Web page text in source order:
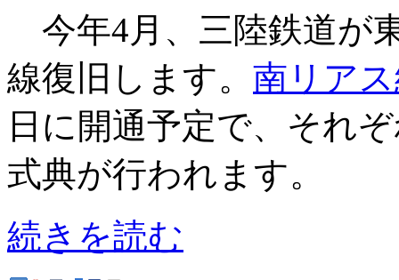
今年4月、三陸鉄道が
線復旧します。 南リア
日に開通予定で、それ
式典が行われます。
続きを読む